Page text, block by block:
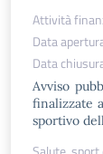
Attività
Data
Data
Avviso
finalizzate
sportivo